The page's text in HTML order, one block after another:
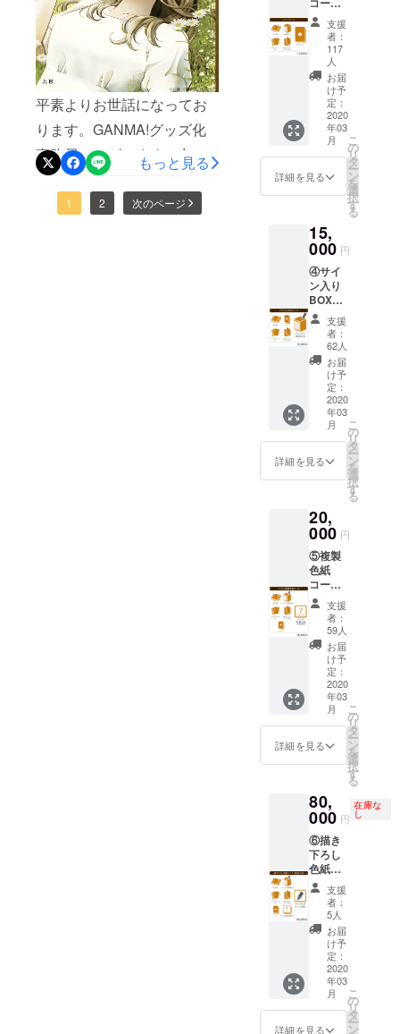
くお願いいたします。
平素よりお世話になってお
ります。GANMA!グッズ化
事務局でございます。九目
先生描き下ろしイラストを
元にした第三巻表紙を公開
もっと見る
1 2 次のページ
紙イラ
ストを
使用し
た3枚
セット
となり
ます ・
書籍収
BOX→
九目先
下ろし
イラス
収納
BOXを
ご用意
いたし
ます
11,000
円
（税
込・送
料込・
数量限
定無
し） ・
書籍全3
巻 ・描
き下ろ
し漫画
ト ・書
籍収納
BOX ・
『おと
ぎの
ファル
ス』特
製トラ
ンプ
→1,J,Q,
K,JOKE
Rに九目
先生描
き下ろ
しイラ
ストを
使用し
ご用意
いたし
ます。
支援
者：
117
人
お届
け予
定：
2020
年03
月
詳細を見る
こ
の
リ
タ
ー
ン
を
選
択
す
る
15,
000 円
④サイ
ン入り
BOX
コース
15,000
円
（税
込・送
料込・
数量限
定無
し） ・
書籍全3
巻 ・描
き下ろ
し漫画
トカー
ドセッ
ト ・書
籍収納
BOX
『おと
ぎの
ファル
ス』特
製トラ
ンプ ・
収納
BOXへ
のサイ
ン→九
目先生
にサイ
だきま
す ※
お客様
の宛名
は入り
ませ
ん。
支援
者：
62人
お届
け予
定：
2020
年03
月
詳細を見る
こ
の
リ
タ
ー
ン
を
選
択
す
る
20,
000 円
⑤複製
色紙
コース
20,000
円
（税
込・送
料込・
数量限
定無
し） ・
書籍全3
巻 ・描
き下ろ
し漫画
・ポス
ドセッ
ト ・書
籍収納
BOX ・
『おと
ぎの
ファル
ス』特
製トラ
ンプ ・
収納
BOXへ
のサイ
ン ・九
目先生
描き下
ろしイ
支援
者：
59人
お届
け予
定：
2020
年03
月
詳細を見る
こ
の
リ
タ
ー
ン
を
選
択
す
る
80,
000 円
在庫な
し
⑥描き
下ろし
色紙
コース
80,000
円／限
定5名様
・書籍
全3巻
・描き
下ろし
漫画 ・
ポスト
カード
支援
者：
5人
お届
け予
定：
2020
年03
月
詳細を見る
こ
の
リ
タ
ー
ン